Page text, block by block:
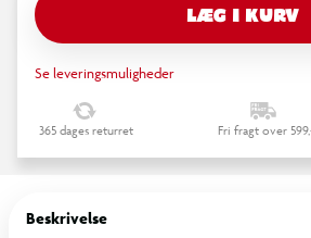
LÆG I KURV
Se leveringsmuligheder
365 dages returret Fri fragt over
Beskrivelse